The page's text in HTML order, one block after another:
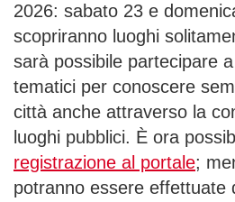
2026: sabato 23 e
scopriranno luoghi
sarà possibile partecipare
tematici per conoscere
città anche attraverso la
luoghi pubblici. È ora
registrazione al portale;
potranno essere effettuate